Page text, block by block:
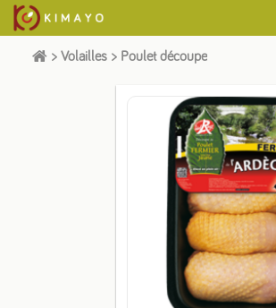
> Volailles > Poulet découpe